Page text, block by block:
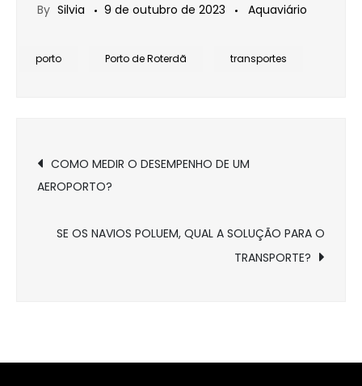
By Silvia 9 de outubro de 2023 Aquaviário
porto Porto de Roterdã transportes
Navegação
de
Post
COMO MEDIR O DESEMPENHO DE UM
AEROPORTO?
SE OS NAVIOS POLUEM, QUAL A SOLUÇÃO PARA O
TRANSPORTE?